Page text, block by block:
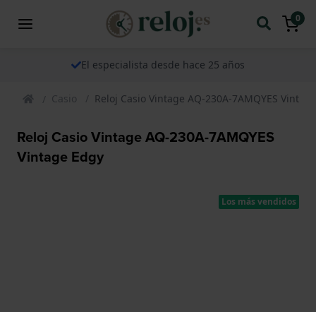
0
El especialista desde hace 25 años
Casio Reloj Casio Vintage AQ-230A-7AMQYES
Reloj Casio Vintage AQ-230A-7AMQYES
Vintage Edgy
Los más vendidos